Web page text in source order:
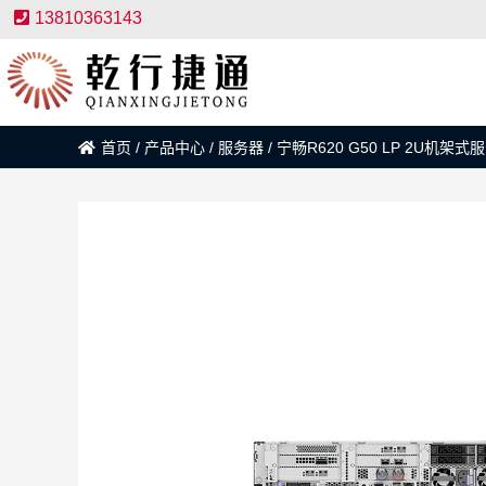
13810363143
首页 / 产品中心 / 服务器 / 宁畅R620 G50 LP 2U机架式